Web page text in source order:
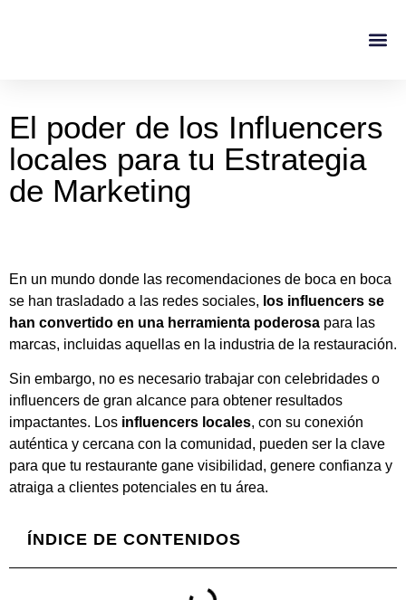
El poder de los Influencers
locales para tu Estrategia
de Marketing
En un mundo donde las recomendaciones de boca en boca
se han trasladado a las redes sociales, los influencers se
han convertido en una herramienta poderosa para las
marcas, incluidas aquellas en la industria de la restauración.
Sin embargo, no es necesario trabajar con celebridades o
influencers de gran alcance para obtener resultados
impactantes. Los influencers locales, con su conexión
auténtica y cercana con la comunidad, pueden ser la clave
para que tu restaurante gane visibilidad, genere confianza y
atraiga a clientes potenciales en tu área.
ÍNDICE DE CONTENIDOS